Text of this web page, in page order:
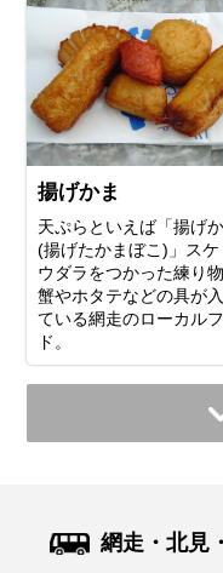
揚げかま
天ぷらといえば「揚げ
(揚げたかまぼこ)」スケ
ウダラをつかった練り
蟹やホタテなどの具が
ている網走のローカル
ド。
網走・北見